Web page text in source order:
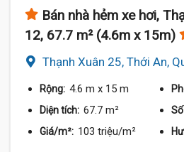
Bán nhà hẻm xe hơi,
12, 67.7 m² (4.6m x 15m)
Thạnh Xuân 25, Thới An,
Rộng: 4.6 m x 15 m
Diện tích: 67.7 m²
Giá/m²: 103 triệu/m²